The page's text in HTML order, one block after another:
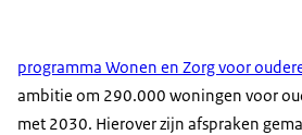
programma Wonen en Zorg voor
ambitie om 290.000 woningen voor
met 2030. Hierover zijn afspraken